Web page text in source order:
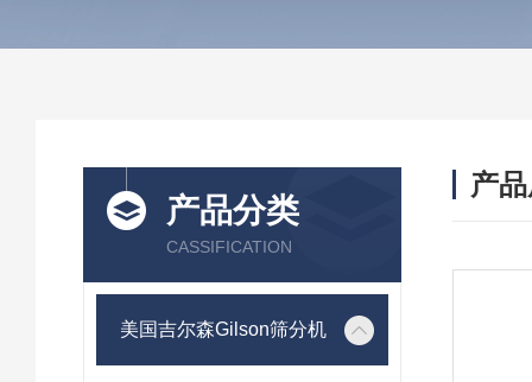
产品分类
CASSIFICATION
美国吉尔森Gilson筛分机
产